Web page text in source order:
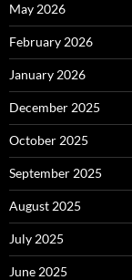
May 2026
February 2026
January 2026
December 2025
October 2025
September 2025
August 2025
July 2025
June 2025